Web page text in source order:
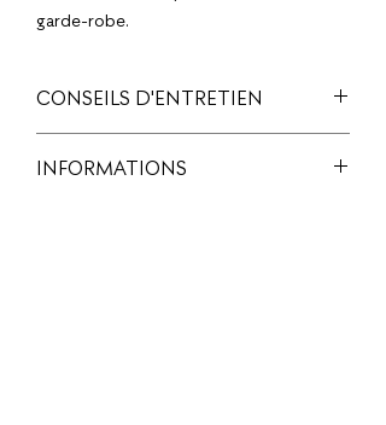
garde-robe.
CONSEILS D'ENTRETIEN
ne pas repasser sur l’imprimé, laver et
INFORMATIONS